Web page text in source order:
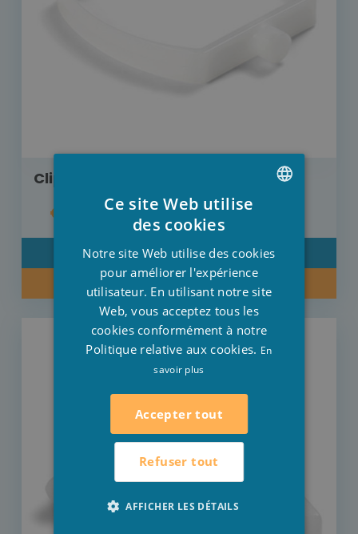
Clip pour poutre horizontale
€ 2,20
DÉTAIL
ACHETER MAINTENANT
ENGLISH
Ce site Web utilise
des cookies
Notre site Web utilise des cookies
pour améliorer l'expérience
utilisateur. En utilisant notre site
Web, vous acceptez tous les
cookies conformément à notre
Politique relative aux cookies. En
savoir plus
Accepter tout
Refuser tout
AFFICHER LES DÉTAILS